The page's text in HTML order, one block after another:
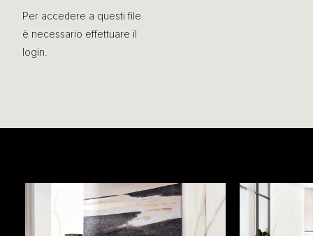
Per accedere a questi file
è necessario effettuare il
login.